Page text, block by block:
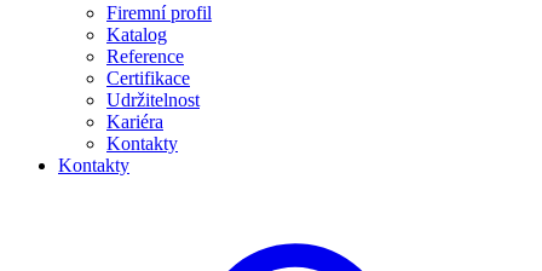
Firemní profil
Katalog
Reference
Certifikace
Udržitelnost
Kariéra
Kontakty
Kontakty